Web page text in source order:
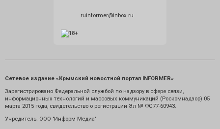
ruinformer@inbox.ru
Сетевое издание «Крымский новостной портал INFORMER»
Зарегистрировано Федеральной службой по надзору в сфере связи,
информационных технологий и массовых коммуникаций (Роскомнадзор) 05
марта 2015 года, свидетельство о регистрации Эл № ФС77-60943.
Учредитель: ООО "Информ Медиа"